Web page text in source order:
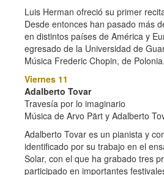
Luis Herman ofreció su primer
Desde entonces han pasado más
en distintos países de América y
egresado de la Universidad de
Música Frederic Chopin, de Polonia.
Viernes 11
Adalberto Tovar
Travesía por lo imaginario
Música de Arvo Pärt y Adalberto
Adalberto Tovar es un pianista y
identificado por su trabajo en el
Solar, con el que ha grabado tres
participado en importantes